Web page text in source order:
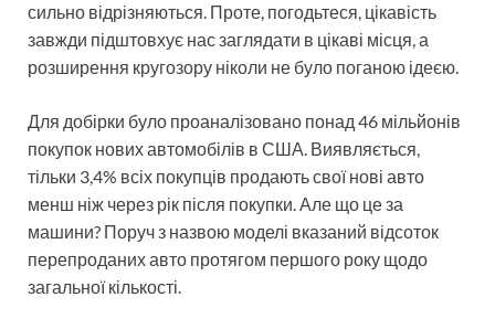
сильно відрізняються. Проте, погодьтеся, цікавість
завжди підштовхує нас заглядати в цікаві місця, а
розширення кругозору ніколи не було поганою ідеєю.
Для добірки було проаналізовано понад 46 мільйонів
покупок нових автомобілів в США. Виявляється,
тільки 3,4% всіх покупців продають свої нові авто
менш ніж через рік після покупки. Але що це за
машини? Поруч з назвою моделі вказаний відсоток
перепроданих авто протягом першого року щодо
загальної кількості.